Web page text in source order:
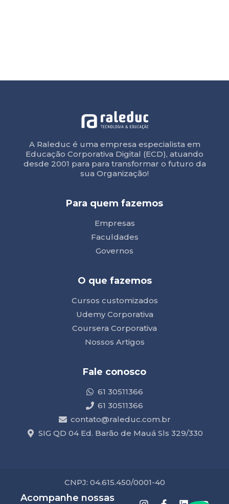
A Raleduc é uma empresa especialista em
Educação Corporativa Digital (ECD), atuando
desde 2001 para para transformar o futuro da
sua Organização!
Para quem fazemos
Empresas
Faculdades
Governos
O que fazemos
Cursos customizados
Udemy Corporativa
Coursera Corporativa
Nossos Artigos
Fale conosco
61 30511366
61 30511366
contato@raleduc.com.br
SIG QD 04 Ed. Barão de Mauá Sls 329/330
CNPJ: 04.615.450/0001-40
Acompanhe nossas